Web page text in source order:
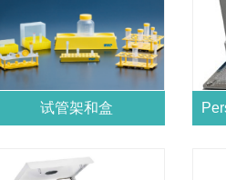
试管架和盒